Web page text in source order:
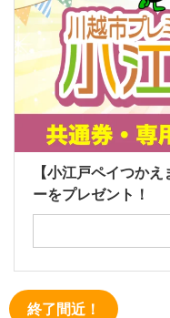
【小江戸ペイつか
ーをプレゼント！
終了間近！